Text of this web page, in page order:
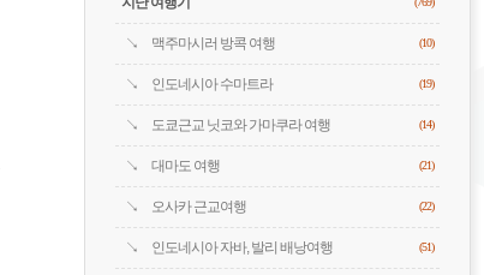
(769)
맥주마시러 방콕 여행 (10)
인도네시아 수마트라 (19)
도쿄근교 닛코와 가마쿠라 여행 (14)
대마도 여행 (21)
오사카 근교여행 (22)
인도네시아 자바, 발리 배낭여행 (51)